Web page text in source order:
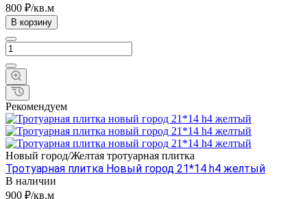
800 ₽/кв.м
В корзину
Рекомендуем
Новый город/Желтая тротуарная плитка
Тротуарная плитка Новый город 21*14 h4 желтый
В наличии
900 ₽/кв.м